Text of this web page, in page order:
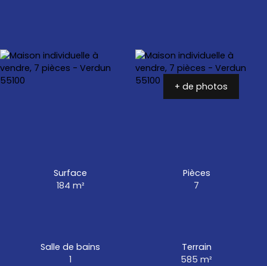
+ de photos
Surface
184 m²
Pièces
7
Salle de bains
1
Terrain
585m²